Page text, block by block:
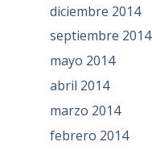
diciembre 2014
septiembre 2014
mayo 2014
abril 2014
marzo 2014
febrero 2014